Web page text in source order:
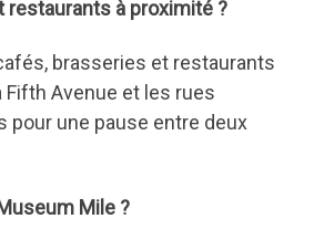
restaurants à proximité ?
brasseries et restaurants
Avenue et les rues
pour une pause entre deux
Mile ?